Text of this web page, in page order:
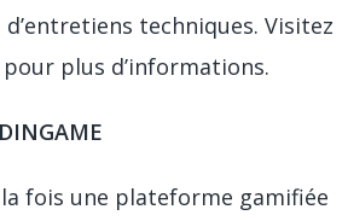
techniques. Visitez
pour plus d’informations.
fois une plateforme gamifiée